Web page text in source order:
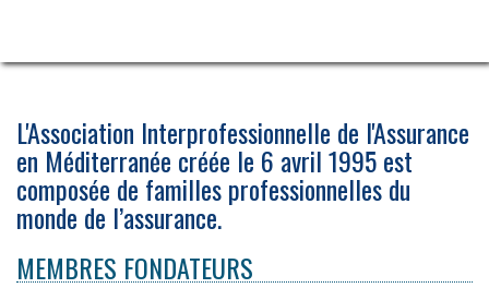
L'Association Interprofessionnelle de l'Assurance
en Méditerranée créée le 6 avril 1995 est
composée de familles professionnelles du
monde de l’assurance.
MEMBRES FONDATEURS